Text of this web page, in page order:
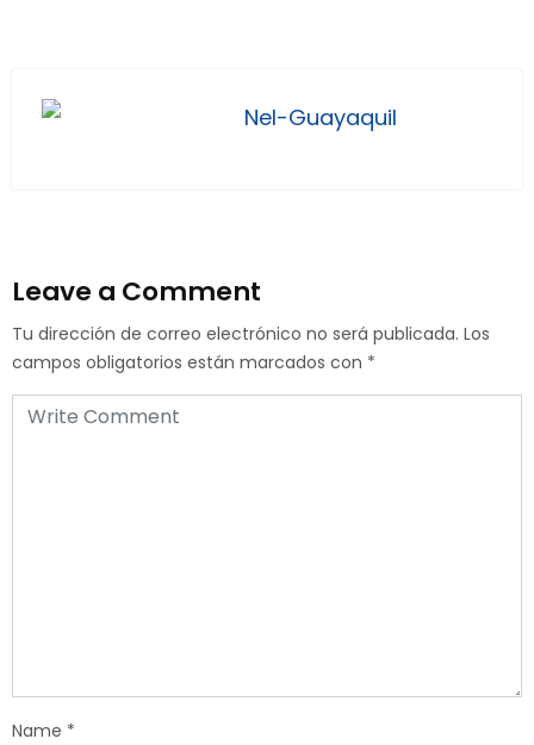
Nel-Guayaquil
Leave a Comment
Tu dirección de correo electrónico no será publicada. Los
campos obligatorios están marcados con *
Name *